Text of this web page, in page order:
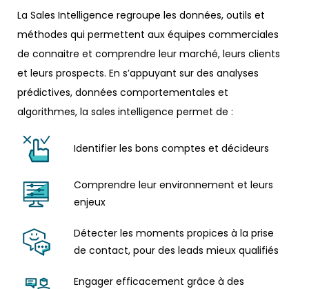
La Sales Intelligence regroupe les données, outils et
méthodes qui permettent aux équipes commerciales
de connaitre et comprendre leur marché, leurs clients
et leurs prospects. En s’appuyant sur des analyses
prédictives, données comportementales et
algorithmes, la sales intelligence permet de :
Identifier les bons comptes et décideurs
Comprendre leur environnement et leurs
enjeux
Détecter les moments propices à la prise
de contact, pour des leads mieux qualifiés
Engager efficacement grâce à des